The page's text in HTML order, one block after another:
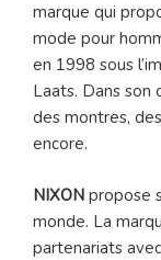
marque qui
mode pour
en 1998 sous
Laats. Dans
des montres,
encore.
NIXON propose
monde. La
partenariats